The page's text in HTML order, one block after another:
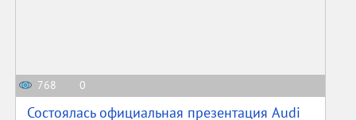
768 0
Состоялась официальная презентация Audi